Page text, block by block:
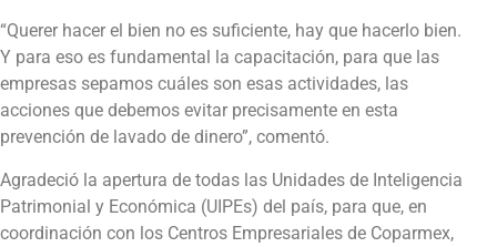
“Querer hacer el bien no es suficiente, hay que hacerlo bien.
Y para eso es fundamental la capacitación, para que las
empresas sepamos cuáles son esas actividades, las
acciones que debemos evitar precisamente en esta
prevención de lavado de dinero”, comentó.
Agradeció la apertura de todas las Unidades de Inteligencia
Patrimonial y Económica (UIPEs) del país, para que, en
coordinación con los Centros Empresariales de Coparmex,